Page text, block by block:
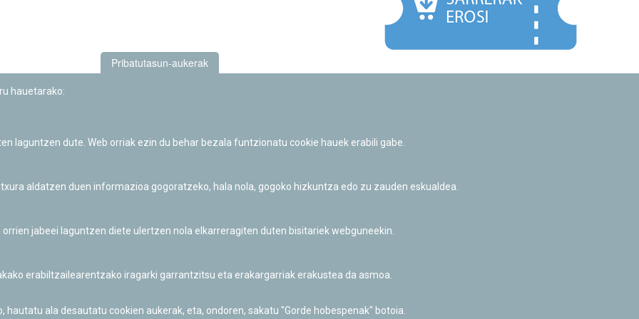
Informazio publikoa eskatzeko baimena
Pribatutasun-aukerak
hauetarako:
laguntzen dute. Web orriak ezin du behar bezala funtzionatu cookie hauek erabili gabe.
aldatzen duen informazioa gogoratzeko, hala nola, gogoko hizkuntza edo zu zauden eskualdea.
jabeei laguntzen diete ulertzen nola elkarreragiten duten bisitariek webguneekin.
erabiltzailearentzako iragarki garrantzitsu eta erakargarriak erakustea da asmoa.
ala desautatu cookien aukerak, eta, ondoren, sakatu "Gorde hobespenak" botoia.